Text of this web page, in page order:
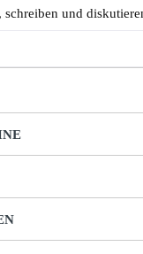
schreiben und